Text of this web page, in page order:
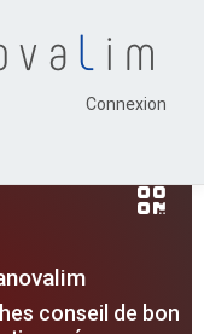
L im
Connexion
conseil de bon